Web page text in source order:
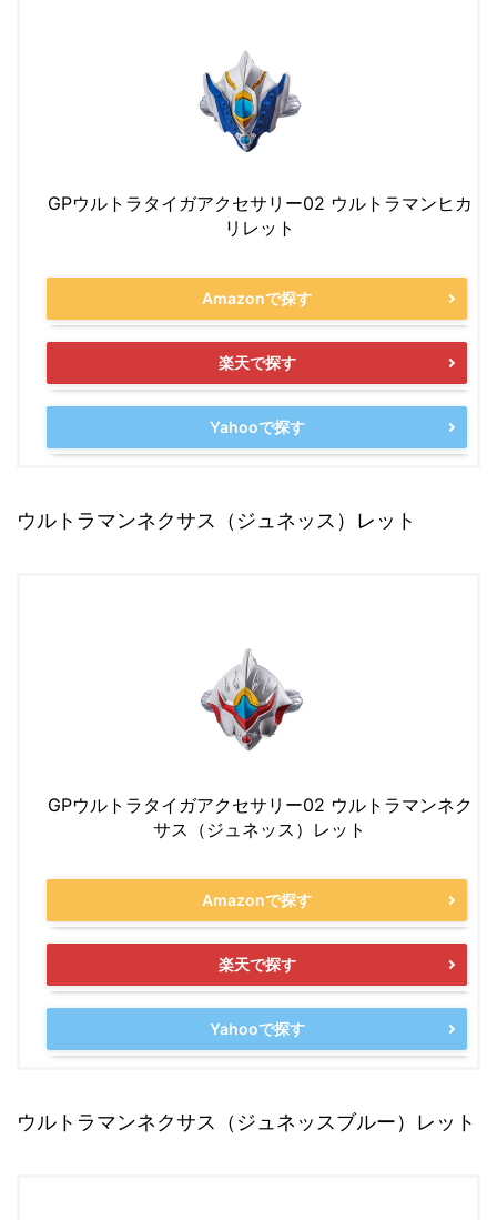
GPウルトラタイガアクセサリー02 ウルトラマンヒカ
リレット
Amazonで探す
楽天で探す
Yahooで探す
ウルトラマンネクサス（ジュネッス）レット
GPウルトラタイガアクセサリー02 ウルトラマンネク
サス（ジュネッス）レット
Amazonで探す
楽天で探す
Yahooで探す
ウルトラマンネクサス（ジュネッスブルー）レット